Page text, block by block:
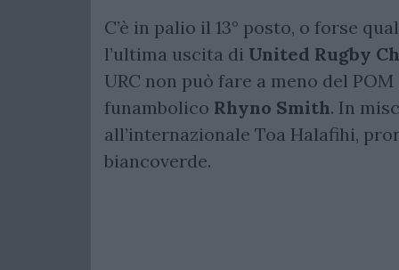
C’è in palio il 13° posto, o forse
l’ultima uscita di United Rugby
URC non può fare a meno del
funambolico Rhyno Smith. In
all’internazionale Toa Halafihi,
biancoverde.